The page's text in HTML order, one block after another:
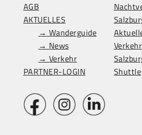
AGB
AKTUELLES
→ Wanderguide
→ News
→ Verkehr
PARTNER-LOGIN
Shuttle